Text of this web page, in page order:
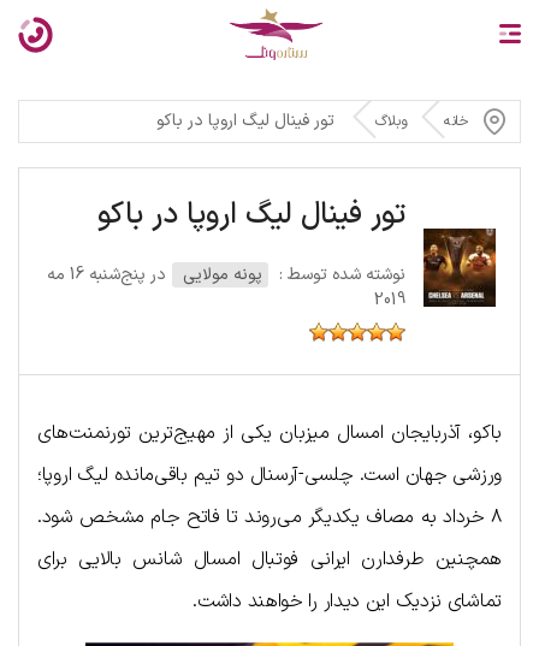
خانه وبلاگ تور فینال لیگ اروپا در باکو
تور فینال لیگ اروپا در باکو
نوشته شده توسط : پونه مولایی
در پنج‌شنبه 16 مه
2019
باکو، آذربایجان امسال میزبان یکی از مهیج‌ترین تورنمنت‌های
ورزشی جهان است. چلسی-آرسنال دو تیم باقی‌مانده لیگ اروپا؛
۸ خرداد به مصاف یکدیگر می‌روند تا فاتح جام مشخص شود.
همچنین طرفدارن ایرانی فوتبال امسال شانس بالایی برای
تماشای نزدیک این دیدار را خواهند داشت.